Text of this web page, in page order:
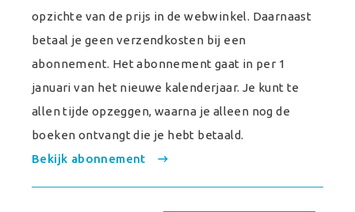
opzichte van de prijs in de webwinkel. Daarnaast
betaal je geen verzendkosten bij een
abonnement. Het abonnement gaat in per 1
januari van het nieuwe kalenderjaar. Je kunt te
allen tijde opzeggen, waarna je alleen nog de
boeken ontvangt die je hebt betaald.
Bekijk abonnement